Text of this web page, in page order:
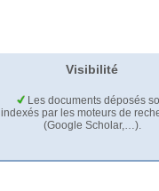
Visibilité
Les documents déposés
indexés par les moteurs de
(Google Scholar,…).